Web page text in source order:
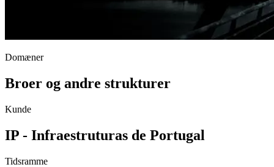
Domæner
Broer og andre strukturer
Kunde
IP - Infraestruturas de Portugal
Tidsramme